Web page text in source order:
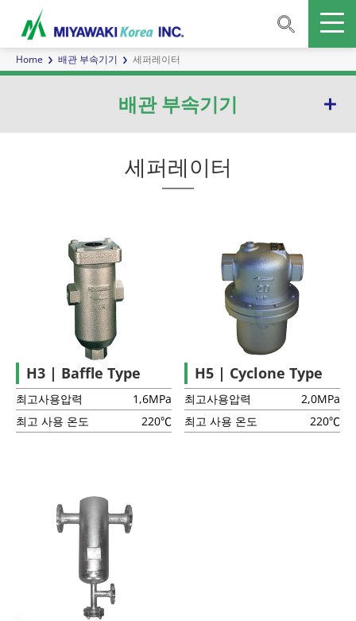
Home 배관 부속기기 세퍼레이터
배관 부속기기
인라인믹서
동결 방지 밸브
버큠 브레이커
세퍼레이터
H3 | Baffle Type
최고사용압력
1,6MPa
최고 사용 온도
220℃
H5 | Cyclone Type
최고사용압력
2,0MPa
최고 사용 온도
220℃